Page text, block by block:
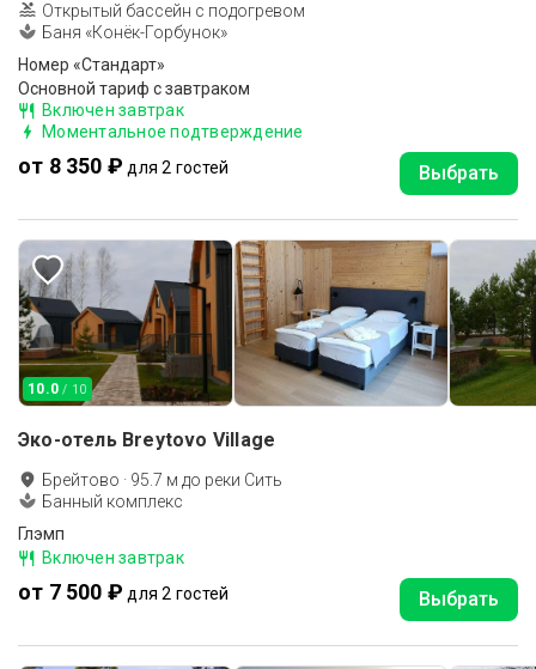
Открытый бассейн с подогревом
Баня «Конёк-Горбунок»
Номер «Стандарт»
Основной тариф с завтраком
Включен завтрак
Моментальное подтверждение
от 8 350 ₽ для 2 гостей Выбрать
10.0 / 10
Эко-отель Breytovo Village
Брейтово · 95.7 м до реки Сить
Банный комплекс
Глэмп
Включен завтрак
от 7 500 ₽ для 2 гостей Выбрать